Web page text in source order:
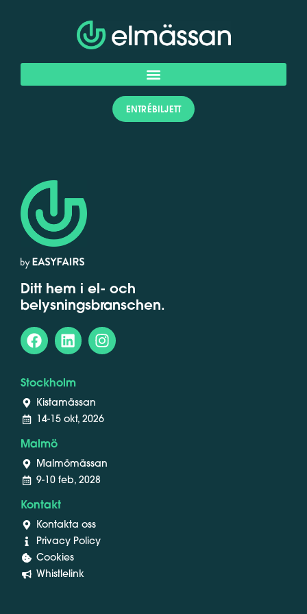
ENTRÉBILJETT
Ditt hem i el- och
belysningsbranschen.
Stockholm
Kistamässan
14-15 okt, 2026
Malmö
Malmömässan
9-10 feb, 2028
Kontakt
Kontakta oss
Privacy Policy
Cookies
Whistlelink